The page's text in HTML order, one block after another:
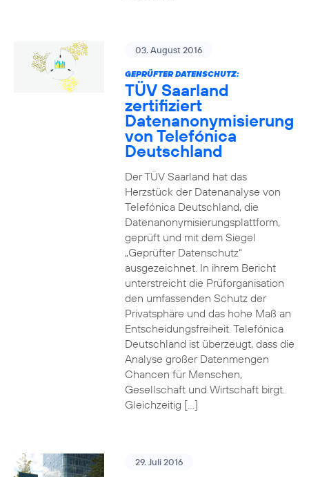
03. August 2016
GEPRÜFTER DATENSCHUTZ:
TÜV Saarland
zertifiziert
Datenanonymisierung
von Telefónica
Deutschland
Der TÜV Saarland hat das
Herzstück der Datenanalyse von
Telefónica Deutschland, die
Datenanonymisierungsplattform,
geprüft und mit dem Siegel
„Geprüfter Datenschutz“
ausgezeichnet. In ihrem Bericht
unterstreicht die Prüforganisation
den umfassenden Schutz der
Privatsphäre und das hohe Maß an
Entscheidungsfreiheit. Telefónica
Deutschland ist überzeugt, dass die
Analyse großer Datenmengen
Chancen für Menschen,
Gesellschaft und Wirtschaft birgt.
Gleichzeitig […]
29. Juli 2016